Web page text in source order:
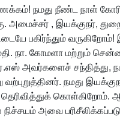
நமது நீண்ட நாள்
அமைச்சர் , இயக்குநர்,
பகிர்ந்தும் வருகிறோம்!
நா. கோமளா மற்றும்
அவர்களைச் சந்தித்து,
வற்புறுத்தினர். நமது
தெரிவித்துக்
அவை